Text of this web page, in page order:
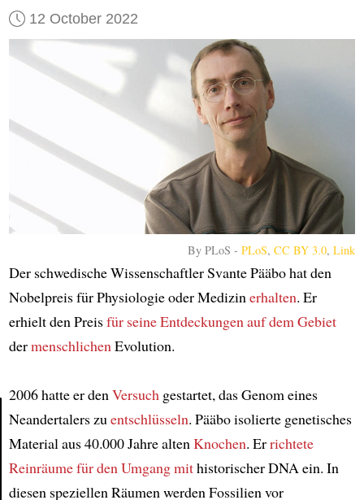
Article
12 October 2022
By PLoS -PLoS,CC BY 3.0,Link
Der schwedische Wissenschaftler Svante Pääbo hat den
Nobelpreis für Physiologie oder Medizinerhalten. Er
erhielt den Preisfür seine Entdeckungenauf dem Gebiet
dermenschlichenEvolution.
2006 hatte er denVersuchgestartet, das Genom eines
Neandertalers zuentschlüsseln. Pääbo isolierte genetisches
Material aus 40.000 Jahre altenKnochen. Errichtete
Reinräumefür den Umgang mithistorischer DNA ein. In
diesen speziellen Räumen werden Fossilien vor